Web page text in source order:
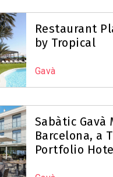
Restaurant
by Tropical
Gavà
Sabàtic Gavà
Barcelona, a
Portfolio